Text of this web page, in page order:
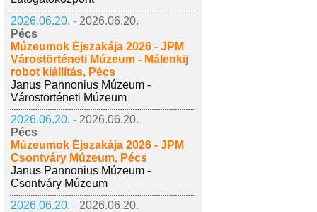
2026.06.20. - 2026.06.20.
Pécs
Múzeumok Éjszakája 2026 - JPM
Várostörténeti Múzeum - Málenkij
robot kiállítás, Pécs
Janus Pannonius Múzeum -
Várostörténeti Múzeum
2026.06.20. - 2026.06.20.
Pécs
Múzeumok Éjszakája 2026 - JPM
Csontváry Múzeum, Pécs
Janus Pannonius Múzeum -
Csontváry Múzeum
2026.06.20. - 2026.06.20.